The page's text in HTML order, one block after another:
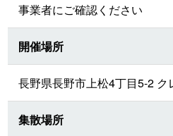
事業者にご確認ください
開催場所
長野県長野市上松4丁目5-2 ク
集散場所